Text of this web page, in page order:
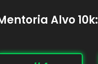
Alvo 10k: